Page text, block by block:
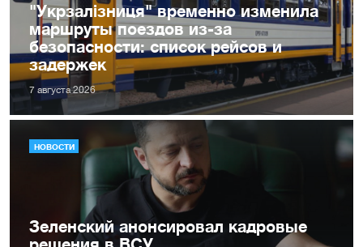
"Укрзалізниця" временно изменила
маршруты поездов из-за
безопасности: список рейсов и
задержек
7 августа 2026
НОВОСТИ
Зеленский анонсировал кадровые